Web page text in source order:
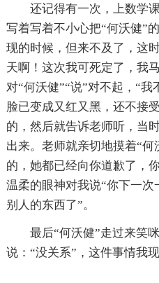
还记得有一次，上数学
写着写着不小心把“何沃健”
现的时候，但来不及了，这
天啊！这次我可死定了，我
对“何沃健”“说”对不起，“
脸已变成又红又黑，还不接
的，然后就告诉老师听，当
出来。老师就亲切地摸着“
的，她都已经向你道歉了，
温柔的眼神对我说“你下一
别人的东西了”。
最后“何沃健”走过来笑
说：“没关系”，这件事情我现